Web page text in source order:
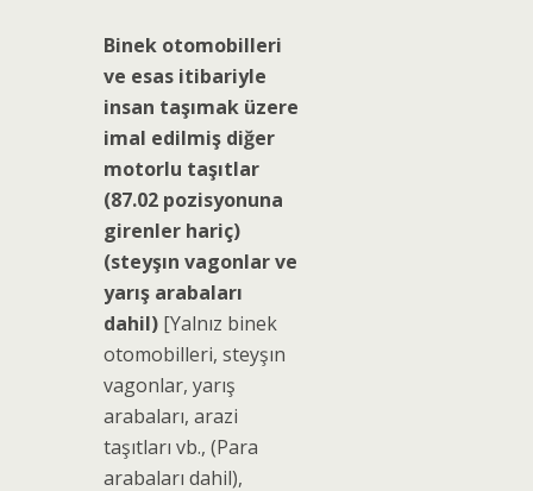
Binek otomobilleri
ve esas itibariyle
insan taşımak üzere
imal edilmiş diğer
motorlu taşıtlar
(87.02 pozisyonuna
girenler hariç)
(steyşın vagonlar ve
yarış arabaları
dahil) [Yalnız binek
otomobilleri, steyşın
vagonlar, yarış
arabaları, arazi
taşıtları vb., (Para
arabaları dahil),